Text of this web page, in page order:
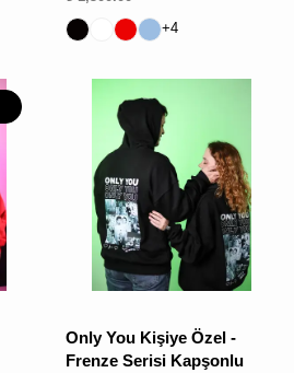
+4
Only You Kişiye Özel -
Frenze Serisi Kapşonlu